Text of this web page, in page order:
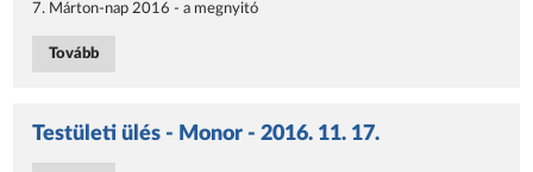
7. Márton-nap 2016 - a megnyitó
Tovább
Testületi ülés - Monor - 2016. 11. 17.